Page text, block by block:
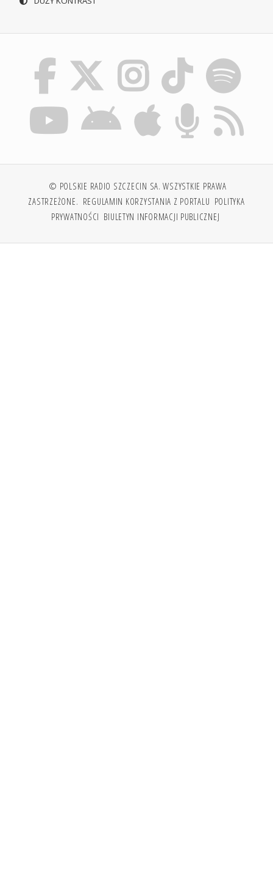
© POLSKIE RADIO SZCZECIN SA. WSZYSTKIE PRAWA
ZASTRZEŻONE. REGULAMIN KORZYSTANIA Z PORTALU POLITYKA
PRYWATNOŚCI BIULETYN INFORMACJI PUBLICZNEJ